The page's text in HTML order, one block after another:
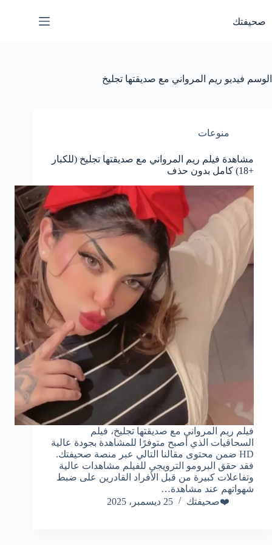
المحتوى
صحيفتك
الوسم فيديو ريم المرواني مع صديقتها تجليخ
منوعات
مشاهدة فيلم ريم المرواني مع صديقتها تجليخ (للكبار
+18) كامل بدون حذف
فيلم ريم المرواني مع صديقتها تجليخ، فيلم
السحاقيات الذي أصبح متوفرًا للمشاهدة بجودة عالية
HD ضمن محتوى مقالنا التالي عبر منصة صحيفتك.
فقد حقق البرومو الترويجي للفيلم مشاهدات عالية
وتفاعلات كبيرة من قبل الأفراد القادرين على ضبط
شهواتهم عند مشاهدة…
❤️صحيفتك
25 ديسمبر، 2025